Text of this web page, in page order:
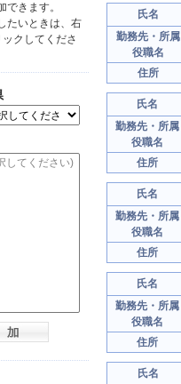
できます。
たいときは、右
クしてくださ
氏名
勤務先・所属
役職名
住所
氏名
勤務先・所属
役職名
住所
氏名
勤務先・所属
役職名
住所
氏名
勤務先・所属
役職名
住所
氏名